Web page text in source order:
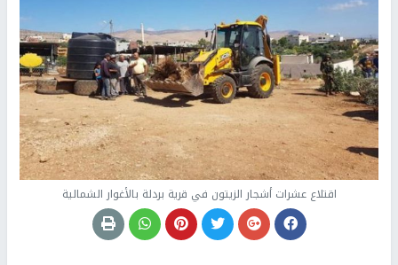
اقتلاع عشرات أشجار الزيتون في قرية بردلة بالأغوار الشمالية